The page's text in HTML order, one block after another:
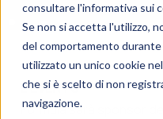
consultare l'informativa sui
Se non si accetta l'utilizzo,
del comportamento durante
utilizzato un unico cookie
che si è scelto di non
navigazione.
L’EVENTO
Formula sarà sponsor